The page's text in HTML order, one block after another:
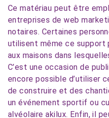
Ce matériau peut être
entreprises de web
notaires. Certaines
utilisent même ce support
aux maisons dans
C’est une occasion de
encore possible d’utiliser
de construire et des
un événement sportif ou
alvéolaire akilux. Enfin, il